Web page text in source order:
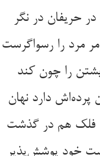
حریفان در نگر
مرد را رسواگرست
را چون کند
دارد نهان
فلک هم در گذشت
خود پوشش‌پذیر